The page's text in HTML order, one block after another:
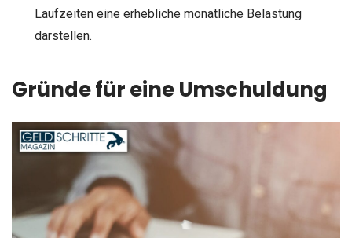
Laufzeiten eine erhebliche monatliche Belastung
darstellen.
Gründe für eine Umschuldung